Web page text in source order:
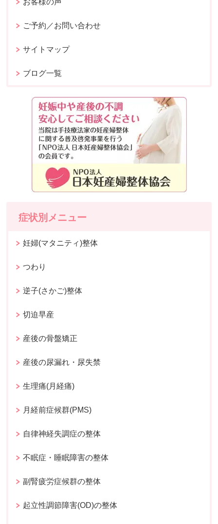
ご予約／お問い合わせ
サイトマップ
ブログ一覧
症状別メニュー
妊婦(マタニティ)整体
つわり
逆子(さかご)整体
切迫早産
産後の骨盤矯正
産後の尿漏れ・尿失禁
生理痛(月経痛)
月経前症候群(PMS)
自律神経失調症の整体
不眠症・睡眠障害の整体
副腎疲労症候群の整体
起立性調節障害(OD)の整体